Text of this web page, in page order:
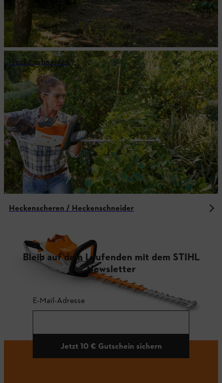
Hecke schneiden
Heckenscheren / Heckenschneider
Bleib auf dem Laufenden mit dem STIHL
Newsletter
E-Mail-Adresse
Jetzt 10 € Gutschein sichern